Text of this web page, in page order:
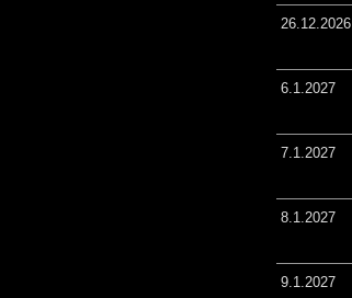
26.12.2026
6.1.2027
7.1.2027
8.1.2027
9.1.2027